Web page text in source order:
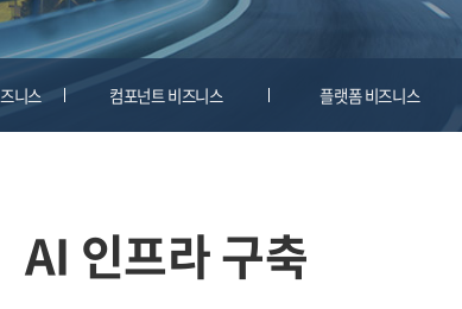
니스 컴포넌트 비즈니스 플랫폼 비즈니스
AI 인프라 구축